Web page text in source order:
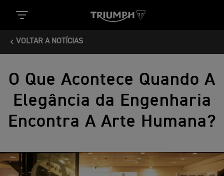
VOLTAR A NOTÍCIAS
O Que Acontece Quando A
Elegância da Engenharia
Encontra A Arte Humana?